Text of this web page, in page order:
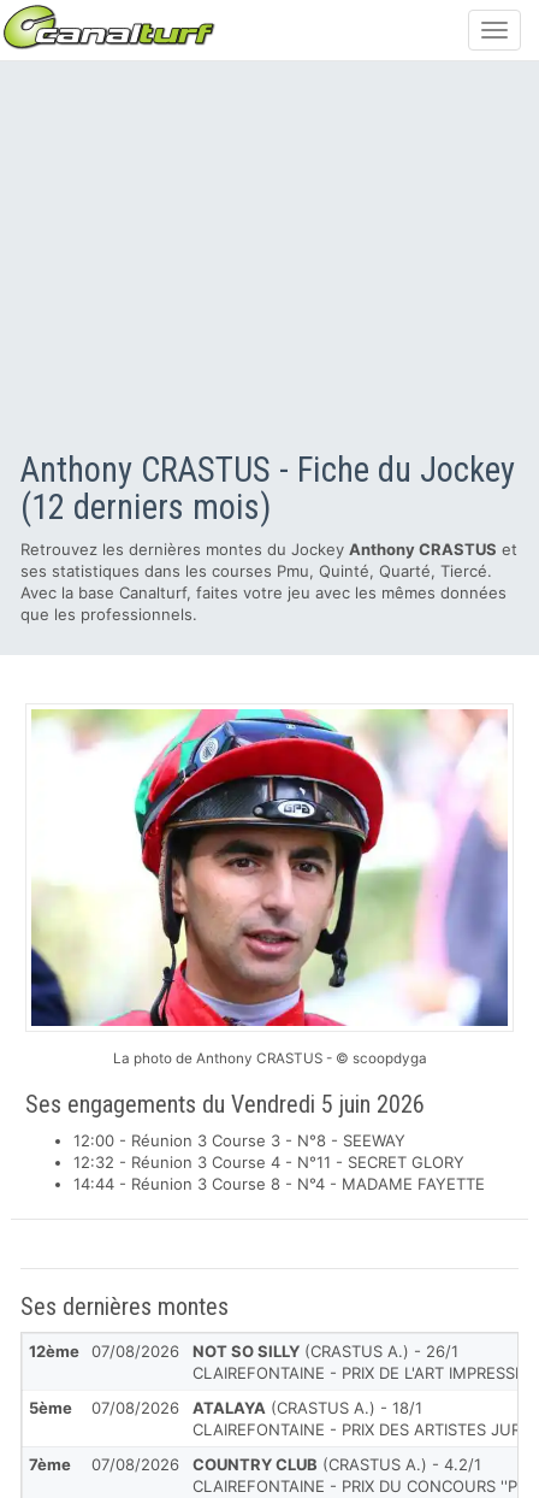
Anthony CRASTUS - Fiche du Jockey
(12 derniers mois)
Retrouvez les dernières montes du Jockey Anthony CRASTUS et
ses statistiques dans les courses Pmu, Quinté, Quarté, Tiercé.
Avec la base Canalturf, faites votre jeu avec les mêmes données
que les professionnels.
La photo de Anthony CRASTUS - © scoopdyga
Ses engagements du Vendredi 5 juin 2026
12:00 - Réunion 3 Course 3 - N°8 - SEEWAY
12:32 - Réunion 3 Course 4 - N°11 - SECRET GLORY
14:44 - Réunion 3 Course 8 - N°4 - MADAME FAYETTE
Ses dernières montes
12ème 07/08/2026 NOT SO SILLY (CRASTUS A.) - 26/1
CLAIREFONTAINE - PRIX DE L'ART
5ème
07/08/2026 ATALAYA (CRASTUS A.) - 18/1
CLAIREFONTAINE - PRIX DES ARTISTES
7ème
07/08/2026 COUNTRY CLUB (CRASTUS A.) - 4.2/1
CLAIREFONTAINE - PRIX DU CONCOURS